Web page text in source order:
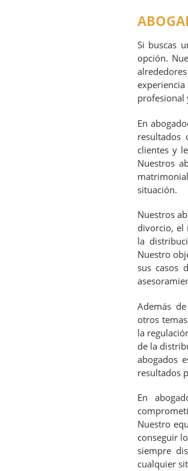
Si buscas
opción.
profesional
En
resultados
clientes y
Nuestros
situación.
Nuestros
divorcio, el
la
Nuestro
sus casos
Además
otros
la
de la
abogados
resultados
En
Nuestro
conseguir
siempre
cualquier